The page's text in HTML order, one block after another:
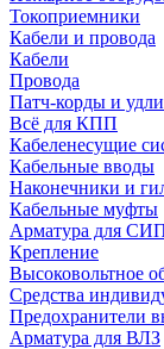
Токоприемники
Кабели и провода
Кабели
Провода
Патч-корды и
Всё для КПП
Кабеленесущие
Кабельные вводы
Наконечники и
Кабельные муфты
Арматура для
Крепление
Высоковольтное
Средства
Предохранители
Арматура для ВЛЗ